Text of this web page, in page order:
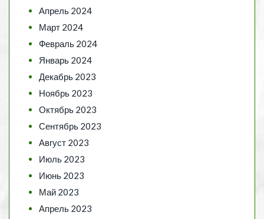
Апрель 2024
Март 2024
Февраль 2024
Январь 2024
Декабрь 2023
Ноябрь 2023
Октябрь 2023
Сентябрь 2023
Август 2023
Июль 2023
Июнь 2023
Май 2023
Апрель 2023